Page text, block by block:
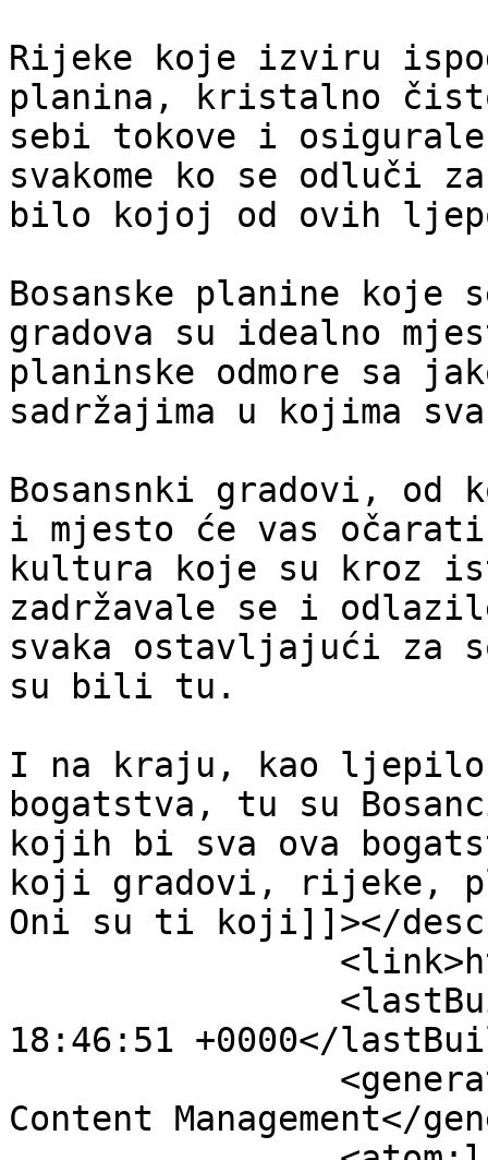
Rijeke koje izviru ispod
planina, kristalno
sebi tokove i
svakome ko se
bilo kojoj od ovih
Bosanske planine koje
gradova su idealno
planinske odmore sa
sadržajima u kojima
Bosansnki gradovi,
i mjesto će vas očarati
kultura koje su kroz
zadržavale se i
svaka ostavljajući za
su bili tu.
I na kraju, kao ljepilo
bogatstva, tu su
kojih bi sva ova
koji gradovi, rijeke,
Oni su ti koji]]></
18:46:51 +0000</
Content Management</